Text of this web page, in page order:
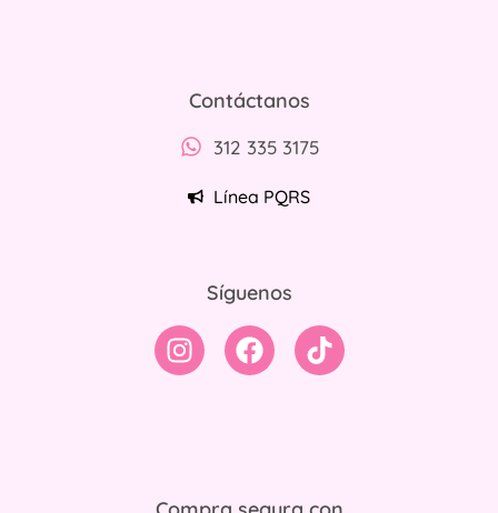
Contáctanos
312 335 3175
Línea PQRS
Síguenos